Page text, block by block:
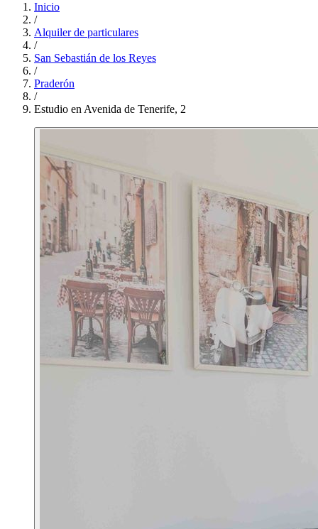
Inicio
/
Alquiler de particulares
/
San Sebastián de los Reyes
/
Praderón
/
Estudio en Avenida de Tenerife, 2